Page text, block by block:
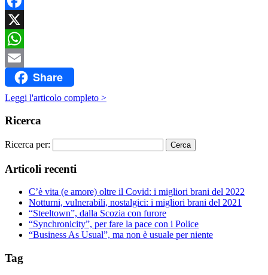
Facebook
X
WhatsApp
Email Share
Leggi l'articolo completo >
Ricerca
Ricerca per:
Articoli recenti
C’è vita (e amore) oltre il Covid: i migliori brani del 2022
Notturni, vulnerabili, nostalgici: i migliori brani del 2021
“Steeltown”, dalla Scozia con furore
“Synchronicity”, per fare la pace con i Police
“Business As Usual”, ma non è usuale per niente
Tag